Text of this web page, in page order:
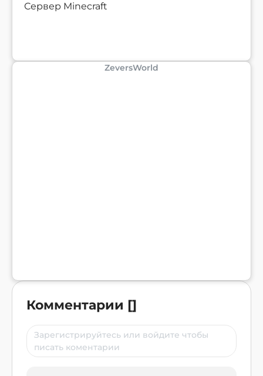
Сервер Minecraft
ZeversWorld
Комментарии []